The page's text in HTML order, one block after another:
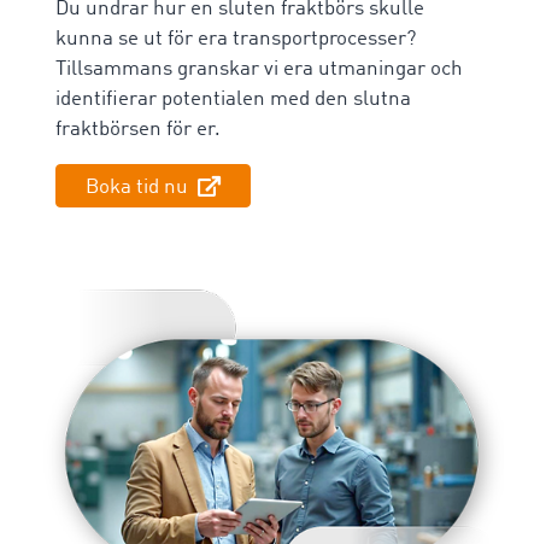
Du undrar hur en sluten fraktbörs skulle
kunna se ut för era transportprocesser?
Tillsammans granskar vi era utmaningar och
identifierar potentialen med den slutna
fraktbörsen för er.
Boka tid nu